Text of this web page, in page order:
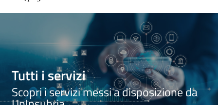
Tutti i servizi
Scopri i servizi messi a disposizione da